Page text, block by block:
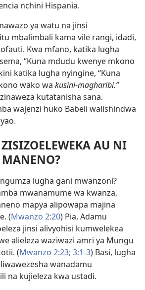
nchini Hispania.
ya watu na jinsi
mbalimbali kama vile rangi, idadi,
Kwa mfano, katika lugha
“Kuna mdudu kwenye mkono
katika lugha nyingine, “Kuna
wako wa kusini-magharibi.”
kutatanisha sana.
wajenzi huko Babeli walishindwa
AU NI
lugha gani mwanzoni?
mwanamume wa kwanza,
mapya alipowapa majina
(Mwanzo 2:20) Pia, Adamu
jinsi alivyohisi kumwelekea
alieleza waziwazi amri ya Mungu
(Mwanzo 2:23; 3:1-3) Basi, lugha
wanadamu
na kujieleza kwa ustadi.